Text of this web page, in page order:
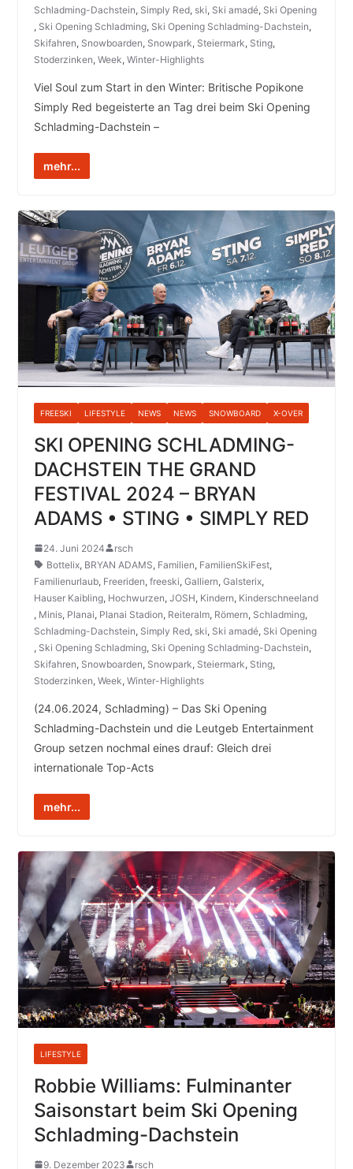
Schladming-Dachstein, Simply Red, ski, Ski amadé, Ski Opening
, Ski Opening Schladming, Ski Opening Schladming-Dachstein,
Skifahren, Snowboarden, Snowpark, Steiermark, Sting,
Stoderzinken, Week, Winter-Highlights
Viel Soul zum Start in den Winter: Britische Popikone
Simply Red begeisterte an Tag drei beim Ski Opening
Schladming-Dachstein –
mehr...
FREESKI LIFESTYLE NEWS NEWS SNOWBOARD X-OVER
SKI OPENING SCHLADMING-
DACHSTEIN THE GRAND
FESTIVAL 2024 – BRYAN
ADAMS • STING • SIMPLY RED
24. Juni 2024
rsch
Bottelix, BRYAN ADAMS, Familien, FamilienSkiFest,
Familienurlaub, Freeriden, freeski, Galliern, Galsterix,
Hauser Kaibling, Hochwurzen, JOSH, Kindern, Kinderschneeland
, Minis, Planai, Planai Stadion, Reiteralm, Römern, Schladming,
Schladming-Dachstein, Simply Red, ski, Ski amadé, Ski Opening
, Ski Opening Schladming, Ski Opening Schladming-Dachstein,
Skifahren, Snowboarden, Snowpark, Steiermark, Sting,
Stoderzinken, Week, Winter-Highlights
(24.06.2024, Schladming) – Das Ski Opening
Schladming-Dachstein und die Leutgeb Entertainment
Group setzen nochmal eines drauf: Gleich drei
internationale Top-Acts
mehr...
LIFESTYLE
Robbie Williams: Fulminanter
Saisonstart beim Ski Opening
Schladming-Dachstein
9. Dezember 2023 rsch